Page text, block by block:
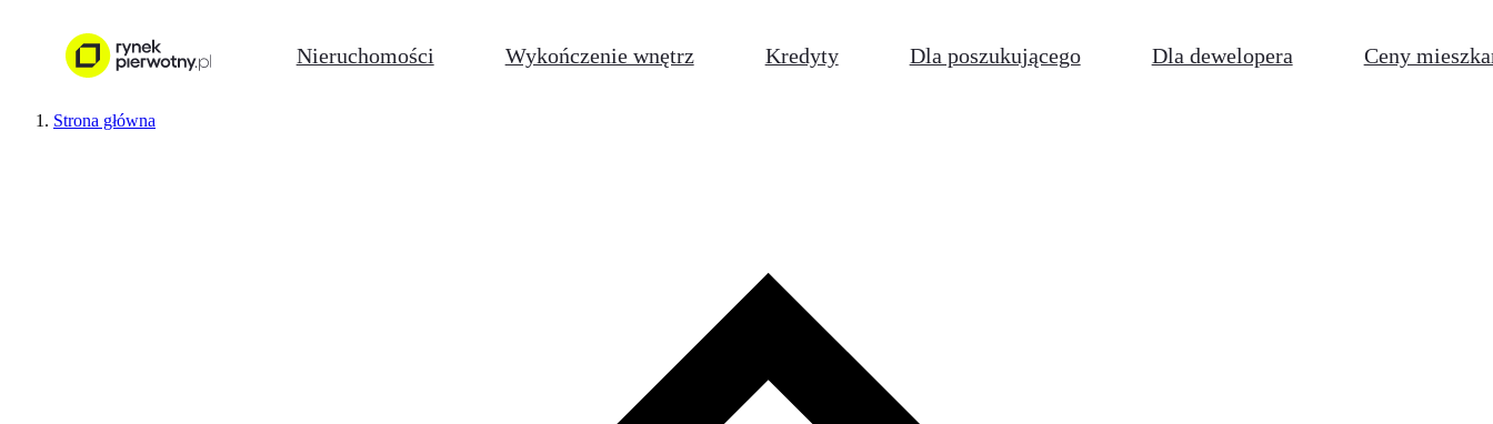
Nieruchomości Wykończenie wnętrz Kredyty Dla poszukującego Dla dewelopera Ceny
Strona główna